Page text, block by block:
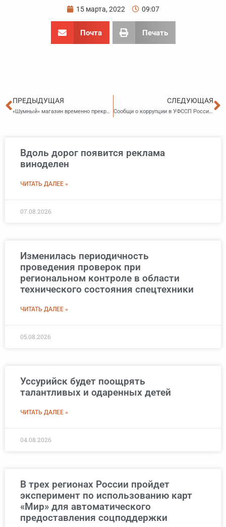
15 марта, 2022 09:07
Почта Печать
Пред
ПРЕДЫДУЩАЯ
«Шумный» магазин временно прекратил свою работу
СЛЕДУЮЩАЯ
Сообщи о коррупции в УФССП России по Приморскому краю по «Телефону доверия»!
Вдоль дорог появится реклама
виноделен
ЧИТАТЬ ДАЛЕЕ »
07.08.2026
Изменилась периодичность
проведения проверок при
региональном контроле в области
технического состояния спецтехники
ЧИТАТЬ ДАЛЕЕ »
05.08.2026
Уссурийск будет поощрять
талантливых и одаренных детей
ЧИТАТЬ ДАЛЕЕ »
04.08.2026
В трех регионах России пройдет
эксперимент по использованию карт
«Мир» для автоматического
предоставления соцподдержки